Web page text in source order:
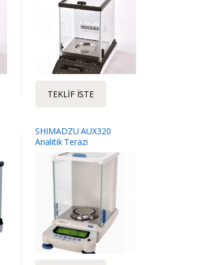
TEKLIF İSTE
SHIMADZU AUX320
Analitik Terazi